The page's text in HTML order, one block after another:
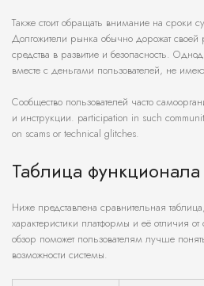
Также стоит обращать внимание на сроки
Долгожители рынка обычно дорожат своей
средства в развитие и безопасность.
вместе с деньгами пользователей, не
Сообщество пользователей часто
и инструкции. participation in such
on scams or technical glitches.
Таблица функционала
Ниже представлена сравнительная
характеристики платформы и её отличия
обзор поможет пользователям лучше
возможности системы.